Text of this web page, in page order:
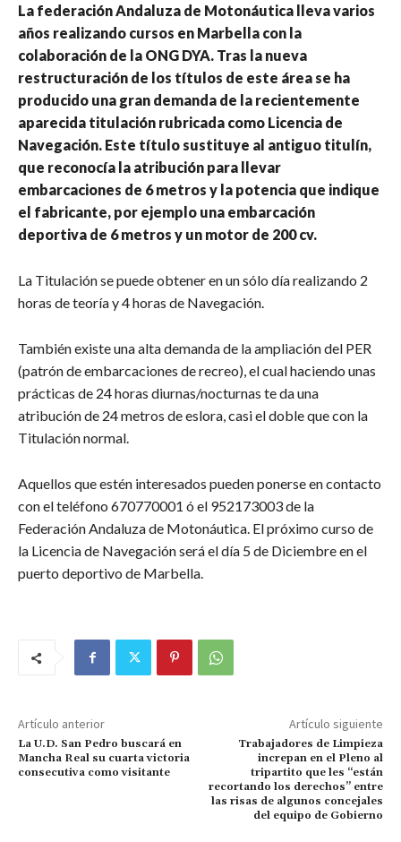
La federación Andaluza de Motonáutica lleva varios
años realizando cursos en Marbella con la
colaboración de la ONG DYA. Tras la nueva
restructuración de los títulos de este área se ha
producido una gran demanda de la recientemente
aparecida titulación rubricada como Licencia de
Navegación. Este título sustituye al antiguo titulín,
que reconocía la atribución para llevar
embarcaciones de 6 metros y la potencia que indique
el fabricante, por ejemplo una embarcación
deportiva de 6 metros y un motor de 200 cv.
La Titulación se puede obtener en un sólo día realizando 2
horas de teoría y 4 horas de Navegación.
También existe una alta demanda de la ampliación del PER
(patrón de embarcaciones de recreo), el cual haciendo unas
prácticas de 24 horas diurnas/nocturnas te da una
atribución de 24 metros de eslora, casi el doble que con la
Titulación normal.
Aquellos que estén interesados pueden ponerse en contacto
con el teléfono 670770001 ó el 952173003 de la
Federación Andaluza de Motonáutica. El próximo curso de
la Licencia de Navegación será el día 5 de Diciembre en el
puerto deportivo de Marbella.
Artículo anterior
La U.D. San Pedro buscará en
Mancha Real su cuarta victoria
consecutiva como visitante
Artículo siguiente
Trabajadores de Limpieza
increpan en el Pleno al
tripartito que les “están
recortando los derechos” entre
las risas de algunos concejales
del equipo de Gobierno